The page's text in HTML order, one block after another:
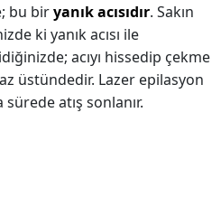
bu biryanık acısıdır. Sakın
ki yanık acısı ile
acıyı hissedip çekme
üstündedir. Lazer epilasyon
atış sonlanır.